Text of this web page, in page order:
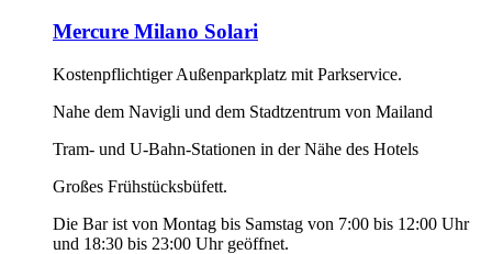
Mercure Milano Solari
Kostenpflichtiger Außenparkplatz mit Parkservice.
Nahe dem Navigli und dem Stadtzentrum von Mailand
Tram- und U-Bahn-Stationen in der Nähe des Hotels
Großes Frühstücksbüfett.
Die Bar ist von Montag bis Samstag von 7:00 bis 12:00 Uhr
und 18:30 bis 23:00 Uhr geöffnet.